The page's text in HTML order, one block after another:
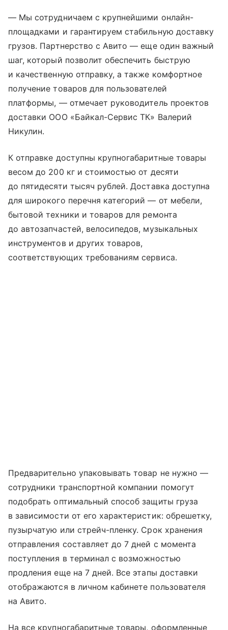
— Мы сотрудничаем с крупнейшими онлайн-
площадками и гарантируем стабильную доставку
грузов. Партнерство с Авито — еще один важный
шаг, который позволит обеспечить быструю
и качественную отправку, а также комфортное
получение товаров для пользователей
платформы, — отмечает руководитель проектов
доставки ООО «Байкал-Сервис ТК» Валерий
Никулин.
К отправке доступны крупногабаритные товары
весом до 200 кг и стоимостью от десяти
до пятидесяти тысяч рублей. Доставка доступна
для широкого перечня категорий — от мебели,
бытовой техники и товаров для ремонта
до автозапчастей, велосипедов, музыкальных
инструментов и других товаров,
соответствующих требованиям сервиса.
Предварительно упаковывать товар не нужно —
сотрудники транспортной компании помогут
подобрать оптимальный способ защиты груза
в зависимости от его характеристик: обрешетку,
пузырчатую или стрейч-пленку. Срок хранения
отправления составляет до 7 дней с момента
поступления в терминал с возможностью
продления еще на 7 дней. Все этапы доставки
отображаются в личном кабинете пользователя
на Авито.
На все крупногабаритные товары, оформленные